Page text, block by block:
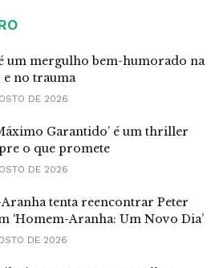
é um mergulho bem-humorado na
e no trauma
DE 2026
Garantido’ é um thriller
o que promete
DE 2026
tenta reencontrar Peter
‘Homem-Aranha: Um Novo Dia’
DE 2026